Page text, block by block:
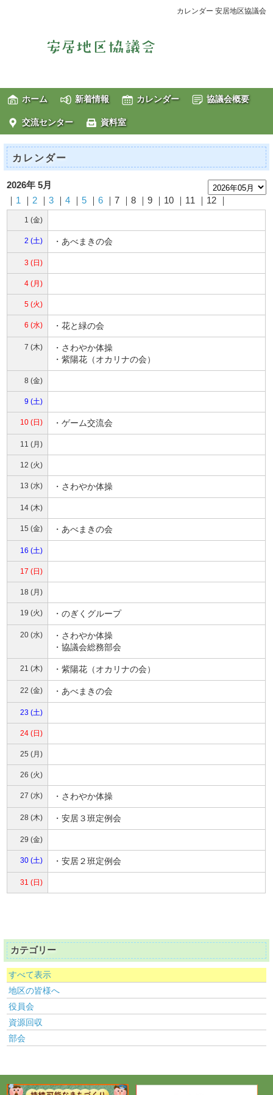
カレンダー 安居地区協議会
ホーム 新着情報 カレンダー 協議会概要
交流センター 資料室
カレンダー
2026年 5月
1 2 ｜3 ｜4 ｜5 ｜6 ｜7 ｜8 ｜9 ｜10 ｜11 ｜12 ｜
1 (金)
2 (土) ・あべまきの会
3 (日)
4 (月)
5 (火)
6 (水) ・花と緑の会
7 (木)
・さわやか体操
・紫陽花（オカリナの会）
8 (金)
9 (土)
10 (日) ・ゲーム交流会
11 (月)
12 (火)
13 (水) ・さわやか体操
14 (木)
15 (金) ・あべまきの会
16 (土)
17 (日)
18 (月)
19 (火) ・のぎくグループ
20 (水)
・さわやか体操
・協議会総務部会
21 (木) ・紫陽花（オカリナの会）
22 (金) ・あべまきの会
23 (土)
24 (日)
25 (月)
26 (火)
27 (水) ・さわやか体操
28 (木) ・安居３班定例会
29 (金)
30 (土) ・安居２班定例会
31 (日)
カテゴリー
すべて表示
地区の皆様へ
役員会
資源回収
部会